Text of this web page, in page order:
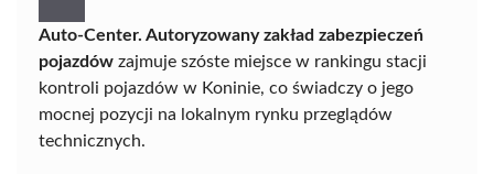
Auto-Center. Autoryzowany zakład zabezpieczeń
pojazdów zajmuje szóste miejsce w rankingu stacji
kontroli pojazdów w Koninie, co świadczy o jego
mocnej pozycji na lokalnym rynku przeglądów
technicznych.